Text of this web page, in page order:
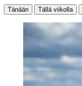
Tänään Tällä viikolla